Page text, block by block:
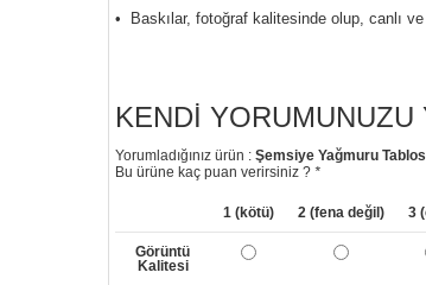
• Baskılar, fotoğraf kalitesinde olup, canlı
KENDI YORUMUNUZU
Yorumladığınız ürün : Şemsiye Yağmuru
Bu ürüne kaç puan verirsiniz ? *
1 (kötü) 2 (fena değil) 3
Görüntü
Kalitesi